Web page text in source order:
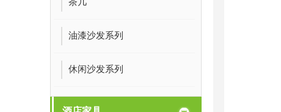
油漆沙发系列
休闲沙发系列